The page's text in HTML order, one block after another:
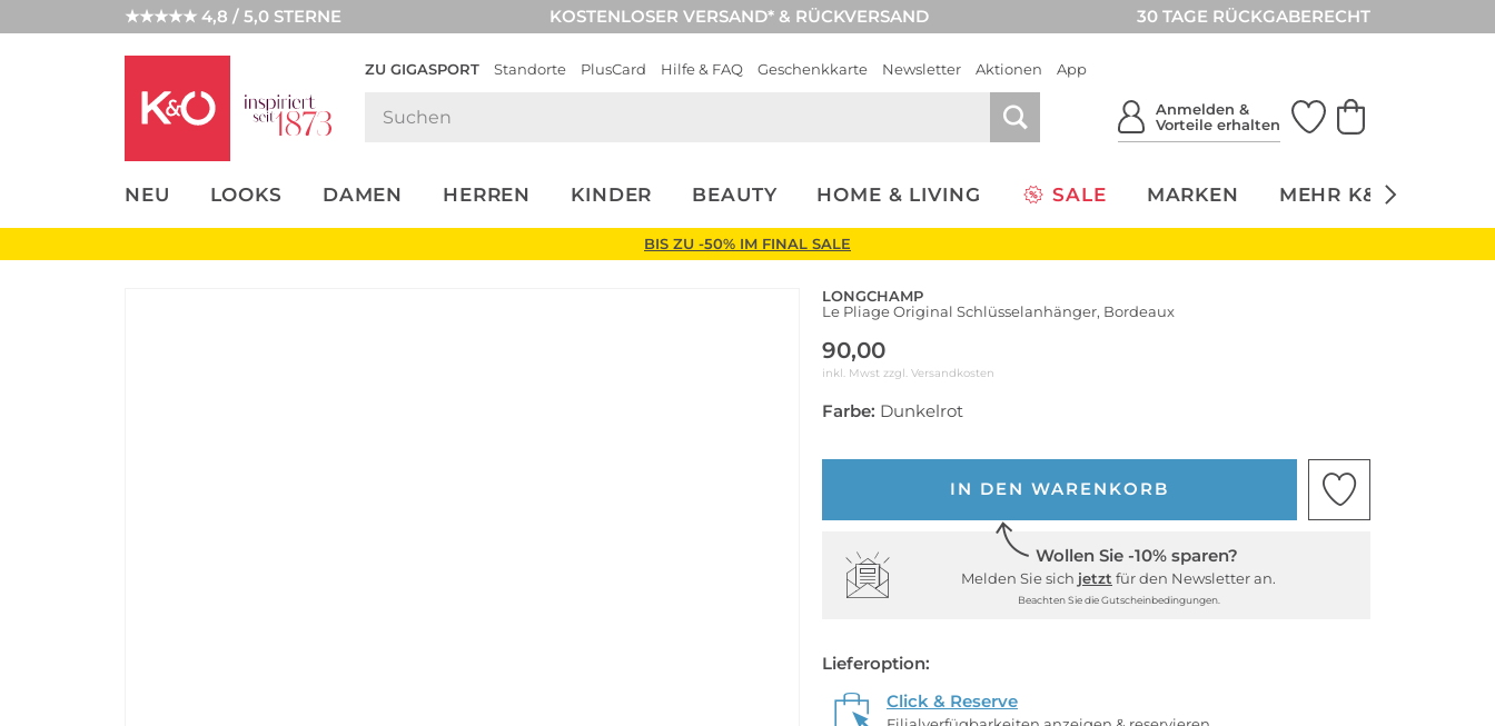
★★★★★ 4,8 / 5,0 STERNE KOSTENLOSER VERSAND* & RÜCKVERSAND 30 TAGE RÜCKGABERECHT
ZU GIGASPORT Standorte PlusCard Hilfe & FAQ Geschenkkarte Newsletter Aktionen App
Anmelden &
Vorteile erhalten
NEU LOOKS DAMEN HERREN KINDER BEAUTY HOME & LIVING SALE MARKEN MEHR K&Ö
UNSERE APP
CLICK &
BIS ZU -50% IM FINAL SALE
LONGCHAMP
Le Pliage Original Schlüsselanhänger, Bordeaux
90,00
inkl. Mwst zzgl. Versandkosten
Farbe: Dunkelrot
IN DEN WARENKORB
Wollen Sie -10% sparen?
Melden Sie sich jetzt für den Newsletter an.
Beachten Sie die Gutscheinbedingungen.
Lieferoption:
Click & Reserve